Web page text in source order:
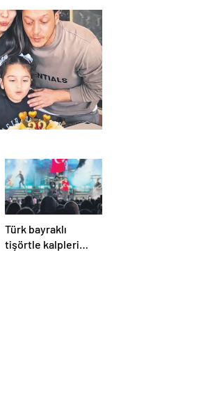
26 yıl sonra geri
döndü! Bakın yıllar
onları nasıl
değiştirmiş…
Türk bayraklı
tişörtle kalpleri